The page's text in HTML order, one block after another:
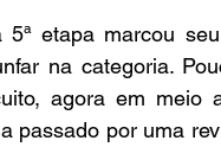
5ª etapa marcou
na categoria.
agora em meio
passado por uma